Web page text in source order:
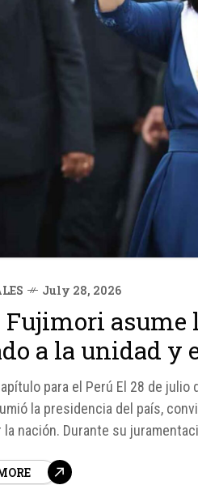
July 28, 2026
Fujimori asume
a la unidad y
para el Perú El 28 de
la presidencia del país,
la nación. Durante su